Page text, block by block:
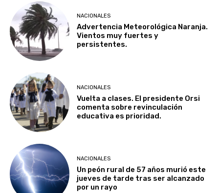
NACIONALES
Advertencia Meteorológica Naranja.
Vientos muy fuertes y
persistentes.
NACIONALES
Vuelta a clases. El presidente Orsi
comenta sobre revinculación
educativa es prioridad.
NACIONALES
Un peón rural de 57 años murió este
jueves de tarde tras ser alcanzado
por un rayo